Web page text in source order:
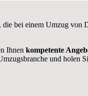
bei einem Umzug von
Ihnen kompetente
und holen